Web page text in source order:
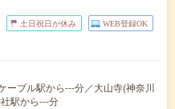
土日祝日が休み WEB登録OK
ーブル駅から---分／大山寺(神奈川
駅から---分